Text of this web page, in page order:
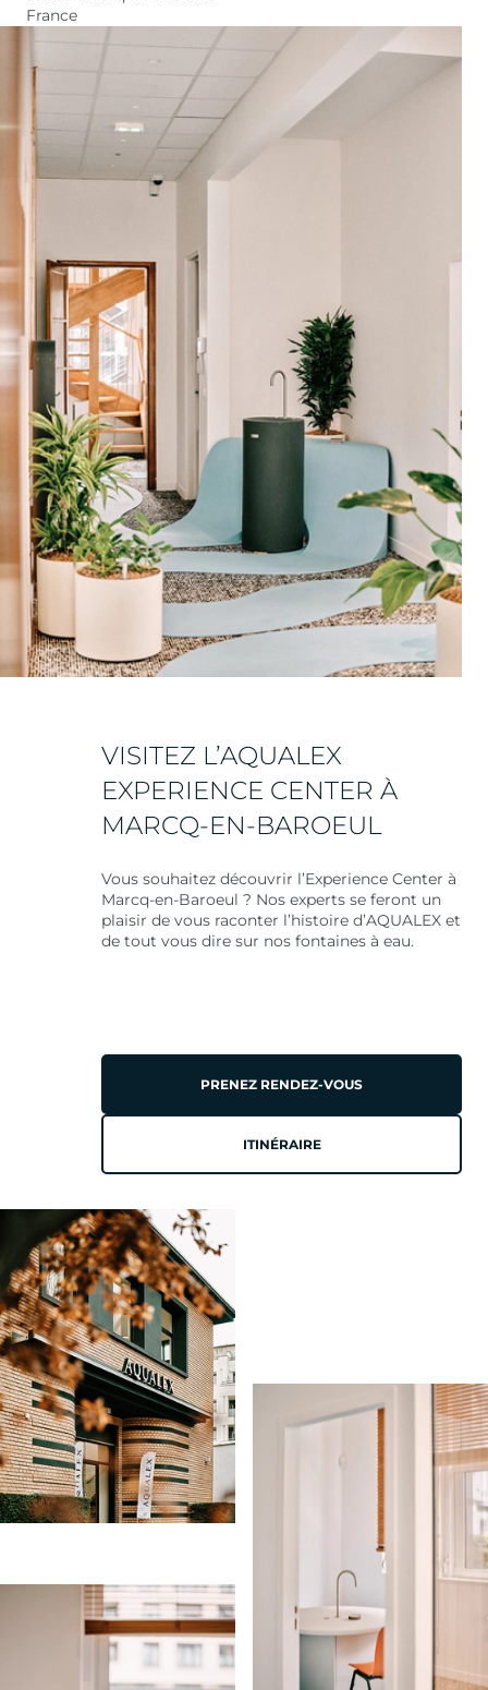
France
VISITEZ L’AQUALEX
EXPERIENCE CENTER À
MARCQ-EN-BAROEUL
Vous souhaitez découvrir l’Experience Center à
Marcq-en-Baroeul ? Nos experts se feront un
plaisir de vous raconter l’histoire d’AQUALEX et
de tout vous dire sur nos fontaines à eau.
PRENEZ RENDEZ-VOUS
ITINÉRAIRE